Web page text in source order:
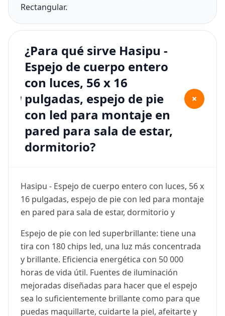
Rectangular.
¿Para qué sirve Hasipu -
Espejo de cuerpo entero
con luces, 56 x 16
pulgadas, espejo de pie
con led para montaje en
pared para sala de estar,
dormitorio?
+
Hasipu - Espejo de cuerpo entero con luces, 56 x
16 pulgadas, espejo de pie con led para montaje
en pared para sala de estar, dormitorio y
Espejo de pie con led superbrillante: tiene una
tira con 180 chips led, una luz más concentrada
y brillante. Eficiencia energética con 50 000
horas de vida útil. Fuentes de iluminación
mejoradas diseñadas para hacer que el espejo
sea lo suficientemente brillante como para que
puedas maquillarte, cuidarte la piel, afeitarte y